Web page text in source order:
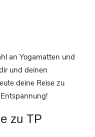
an Yogamatten und
und deinen
deine Reise zu
zu TP